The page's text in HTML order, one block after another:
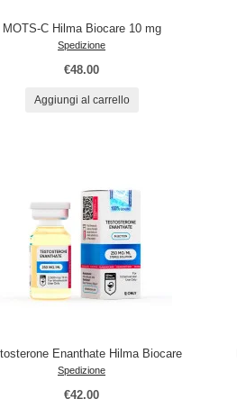
MOTS-C Hilma Biocare 10 mg
Spedizione
€48.00
Aggiungi al carrello
Enanthate Hilma Biocare
Spedizione
€42.00